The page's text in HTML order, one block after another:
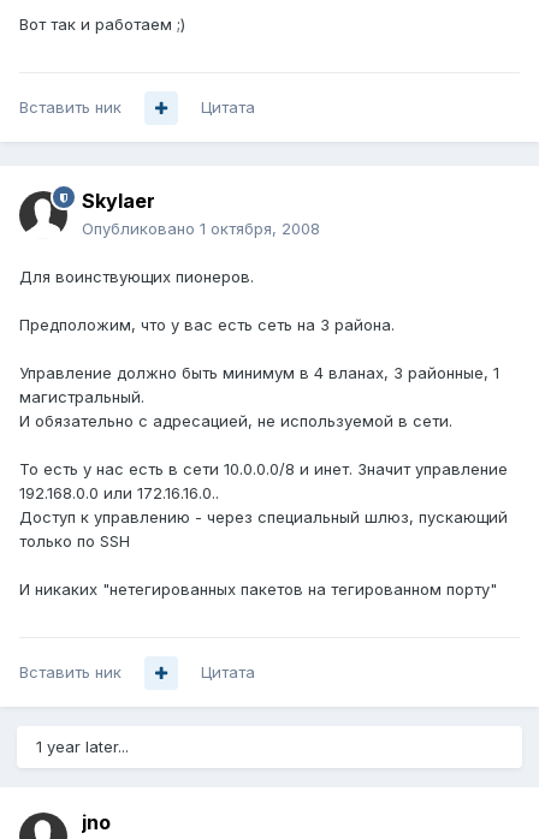
Вот так и работаем ;)
Вставить ник Цитата
Skylaer
Опубликовано 1 октября, 2008
Для воинствующих пионеров.
Предположим, что у вас есть сеть на 3 района.
Управление должно быть минимум в 4 вланах, 3 районные, 1
магистральный.
И обязательно с адресацией, не используемой в сети.
То есть у нас есть в сети 10.0.0.0/8 и инет. Значит управление
192.168.0.0 или 172.16.16.0..
Доступ к управлению - через специальный шлюз, пускающий
только по SSH
И никаких "нетегированных пакетов на тегированном порту"
Вставить ник Цитата
1 year later...
jno